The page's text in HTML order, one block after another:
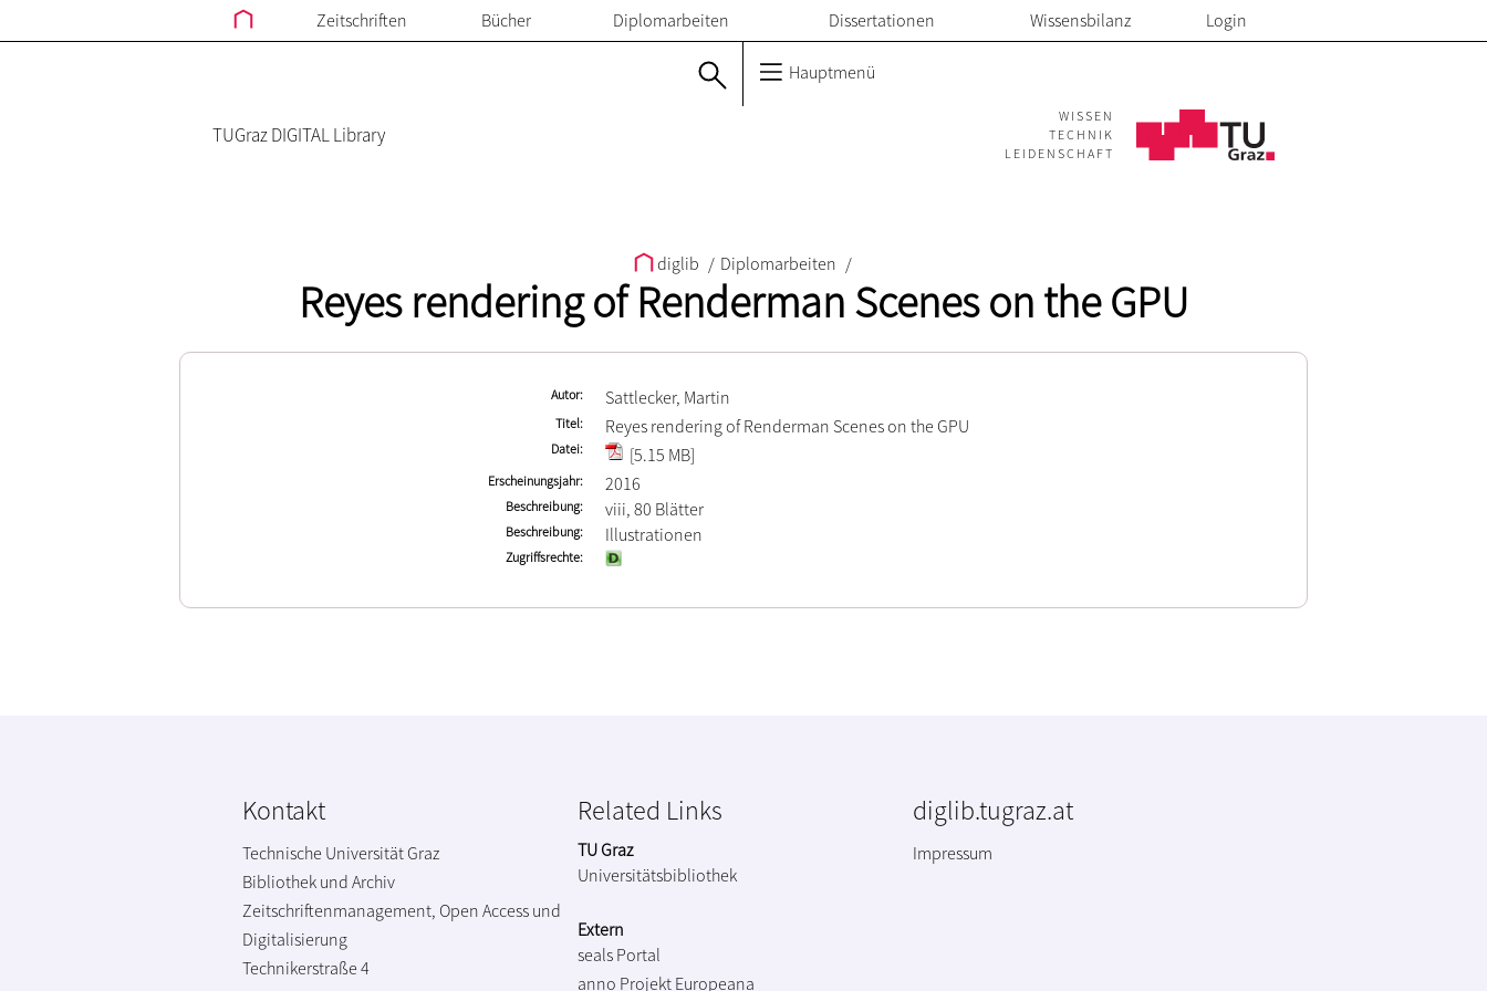
Zeitschriften Bücher Diplomarbeiten Dissertationen Wissensbilanz Login
Hauptmenü
TUGraz DIGITAL Library
WISSEN
TECHNIK
LEIDENSCHAFT
diglib / Diplomarbeiten /
Reyes rendering of Renderman Scenes on the GPU
Autor Sattlecker, Martin
Titel Reyes rendering of Renderman Scenes on the GPU
Datei [5.15 MB]
Erscheinungsjahr 2016
Beschreibung viii, 80 Blätter
Beschreibung Illustrationen
Zugriffsrechte
Kontakt
Technische Universität Graz
Bibliothek und Archiv
Zeitschriftenmanagement, Open Access und
Digitalisierung
Technikerstraße 4
Related Links
TU Graz
Universitätsbibliothek
Extern
seals Portal
anno Projekt Europeana
diglib.tugraz.at
Impressum